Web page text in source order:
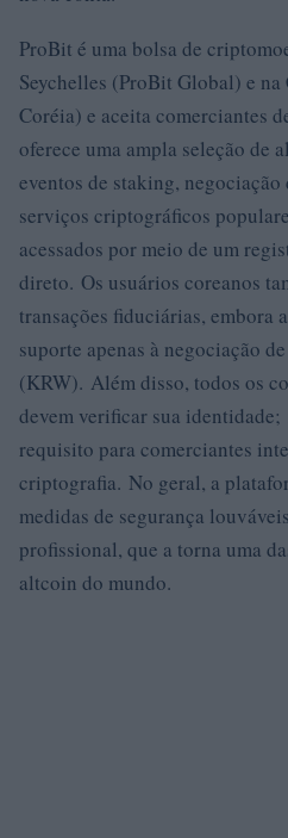
ProBit é uma bolsa de
Seychelles (ProBit Global) e
Coréia) e aceita comerciantes
oferece uma ampla seleção de
eventos de staking,
serviços criptográficos
acessados ​​por meio de um
direto. Os usuários coreanos
transações fiduciárias, embora
suporte apenas à negociação
(KRW). Além disso, todos os
devem verificar sua
requisito para comerciantes
criptografia. No geral, a
medidas de segurança
profissional, que a torna uma
altcoin do mundo.